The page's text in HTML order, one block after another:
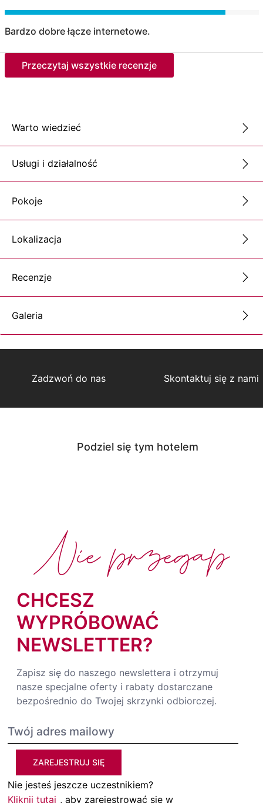
Bardzo dobre łącze internetowe.
Przeczytaj wszystkie recenzje
Warto wiedzieć
Usługi i działalność
Pokoje
Lokalizacja
Recenzje
Galeria
Zadzwoń do nas Skontaktuj się z nami
Podziel się tym hotelem
CHCESZ
WYPRÓBOWAĆ
NEWSLETTER?
Zapisz się do naszego newslettera i otrzymuj
nasze specjalne oferty i rabaty dostarczane
bezpośrednio do Twojej skrzynki odbiorczej.
ZAREJESTRUJ SIĘ
Nie jesteś jeszcze uczestnikiem?
Kliknij tutaj , aby zarejestrować się w
Nie przegap